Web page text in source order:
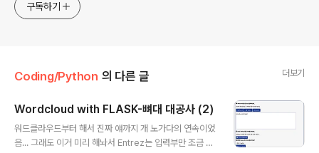
구독하기
Coding/Python 의 다른 글 더보기
Wordcloud with FLASK-뼈대 대공사 (2)
워드클라우드부터 해서 진짜 얘까지 개 노가다의 연속이었
음... 그래도 이거 미리 해놔서 Entrez는 입력부만 조금 수